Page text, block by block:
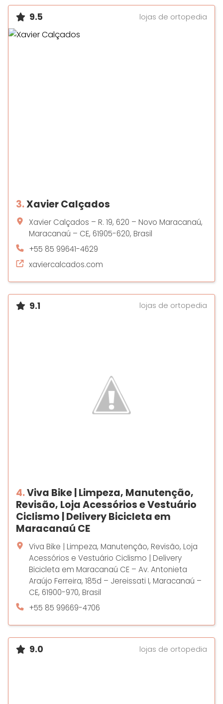
9.5 lojas de ortopedia
3.Xavier Calçados
Xavier Calçados – R. 19, 620 – Novo Maracanaú,
Maracanaú – CE, 61905-620, Brasil
+55 85 99641-4629
xaviercalcados.com
9.1 lojas de ortopedia
4.Viva Bike | Limpeza, Manutenção,
Revisão, Loja Acessórios e Vestuário
Ciclismo | Delivery Bicicleta em
Maracanaú CE
Viva Bike | Limpeza, Manutenção, Revisão, Loja
Acessórios e Vestuário Ciclismo | Delivery
Bicicleta em Maracanaú CE – Av. Antonieta
Araújo Ferreira, 185d – Jereissati I, Maracanaú –
CE, 61900-970, Brasil
+55 85 99669-4706
9.0 lojas de ortopedia